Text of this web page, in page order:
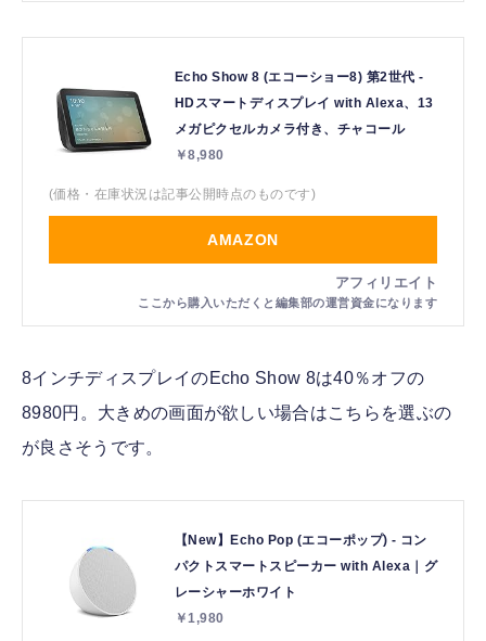
Echo Show 8 (エコーショー8) 第2世代 -
HDスマートディスプレイ with Alexa、13
メガピクセルカメラ付き、チャコール
￥8,980
(価格・在庫状況は記事公開時点のものです)
AMAZON
8インチディスプレイのEcho Show 8は40％オフの
8980円。大きめの画面が欲しい場合はこちらを選ぶの
が良さそうです。
【New】Echo Pop (エコーポップ) - コン
パクトスマートスピーカー with Alexa｜グ
レーシャーホワイト
￥1,980